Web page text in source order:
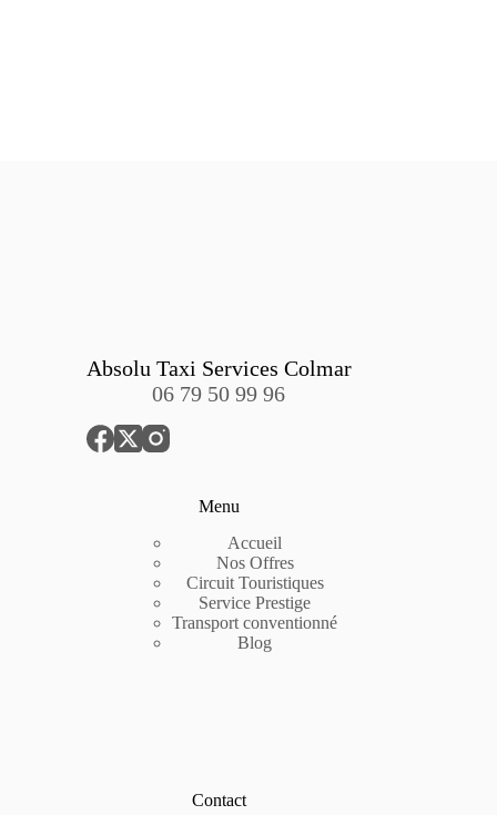
Absolu Taxi Services Colmar
06 79 50 99 96
Menu
Accueil
Nos Offres
Circuit Touristiques
Service Prestige
Transport conventionné
Blog
Contact